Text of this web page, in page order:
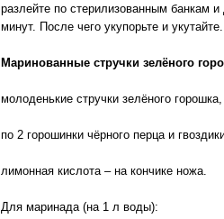
разлейте по стерилизованным банкам
минут. После чего укупорьте и
Маринованные стручки зелёного
молоденькие стручки зелёного горошка,
по 2 горошинки чёрного перца и
лимонная кислота – на кончике ножа.
Для маринада (на 1 л воды):